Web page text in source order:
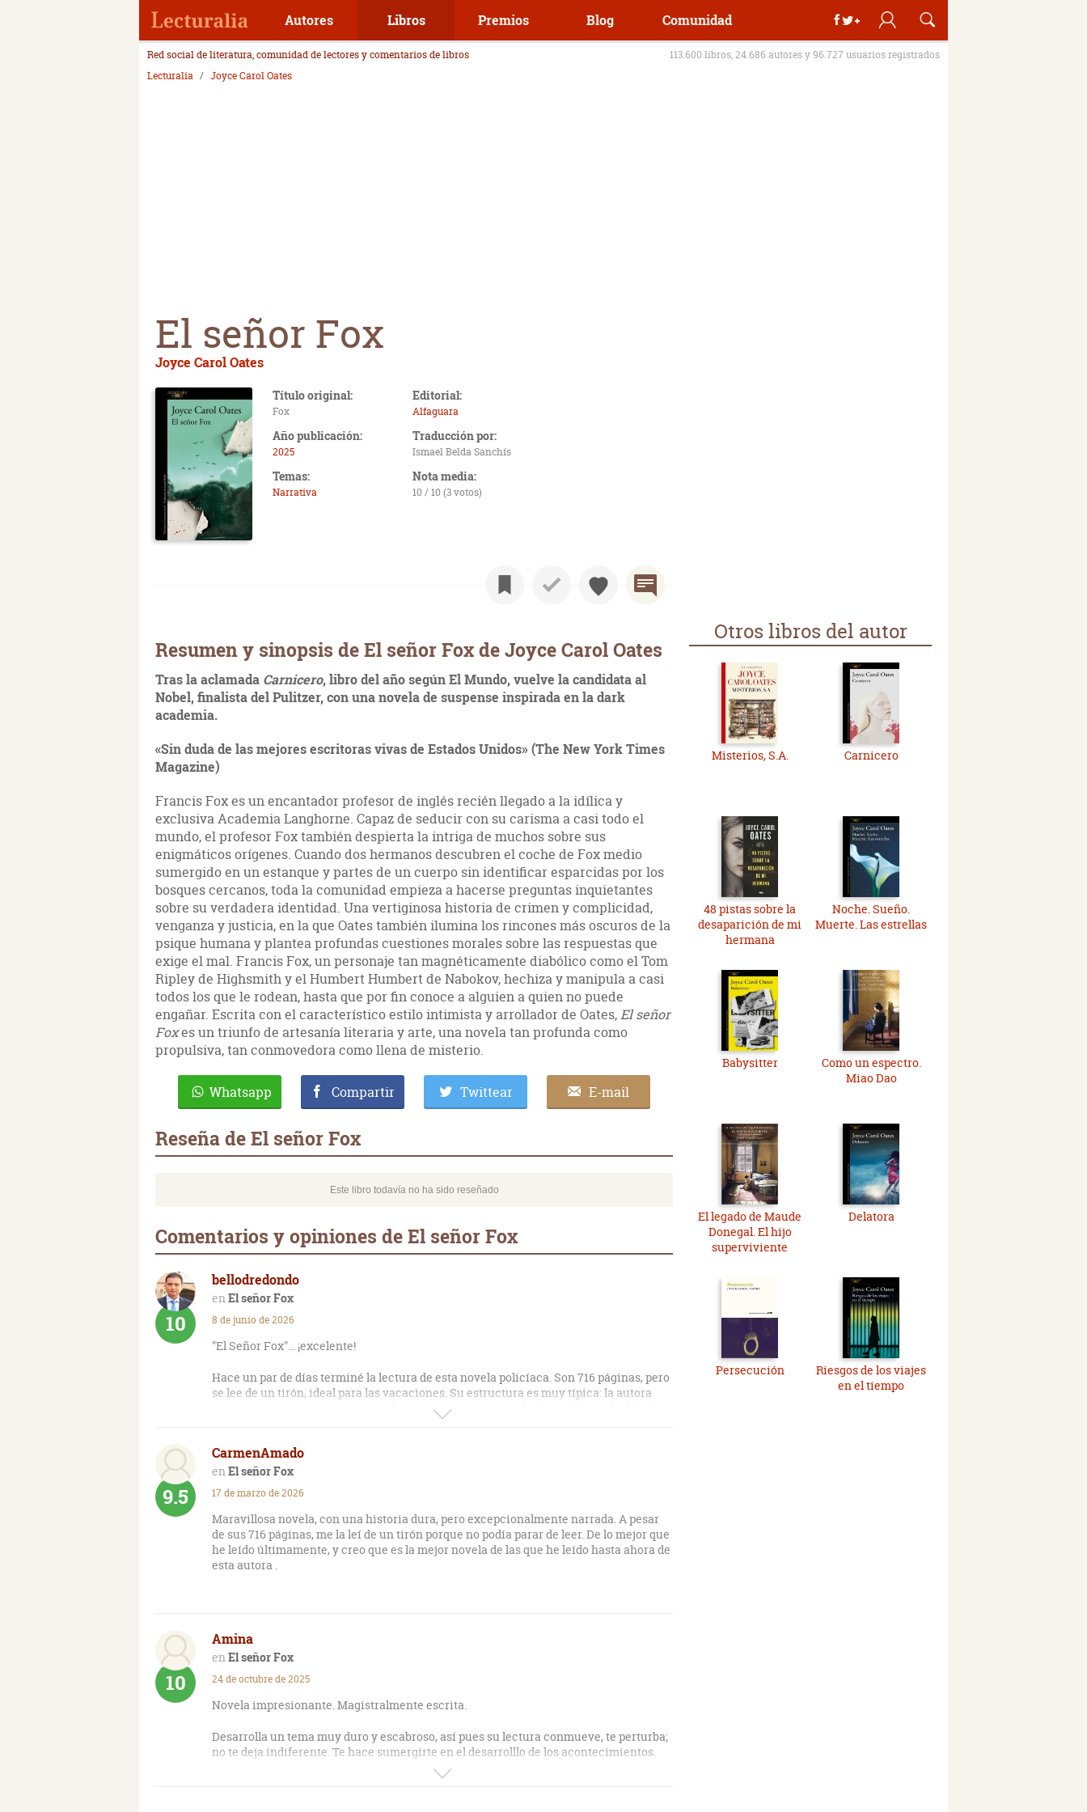
Autores Libros Premios Blog Comunidad
Red social de literatura, comunidad de lectores y comentarios de libros
113.600 libros, 24.686 autores y 96.727 usuarios registrados
Lecturalia
Joyce Carol Oates
El señor Fox
Joyce Carol Oates
Título original:
Fox
Editorial:
Alfaguara
Año publicación:
2025
Traducción por:
Ismael Belda Sanchís
Temas:
Narrativa
Nota media:
10 / 10 (3 votos)
Resumen y sinopsis de El señor Fox de Joyce Carol Oates
Tras la aclamada Carnicero, libro del año según El Mundo, vuelve la candidata al
Nobel, finalista del Pulitzer, con una novela de suspense inspirada en la dark
academia.
«Sin duda de las mejores escritoras vivas de Estados Unidos» (The New York Times
Magazine)
Francis Fox es un encantador profesor de inglés recién llegado a la idílica y
exclusiva Academia Langhorne. Capaz de seducir con su carisma a casi todo el
mundo, el profesor Fox también despierta la intriga de muchos sobre sus
enigmáticos orígenes. Cuando dos hermanos descubren el coche de Fox medio
sumergido en un estanque y partes de un cuerpo sin identificar esparcidas por los
bosques cercanos, toda la comunidad empieza a hacerse preguntas inquietantes
sobre su verdadera identidad. Una vertiginosa historia de crimen y complicidad,
venganza y justicia, en la que Oates también ilumina los rincones más oscuros de la
psique humana y plantea profundas cuestiones morales sobre las respuestas que
exige el mal. Francis Fox, un personaje tan magnéticamente diabólico como el Tom
Ripley de Highsmith y el Humbert Humbert de Nabokov, hechiza y manipula a casi
todos los que le rodean, hasta que por fin conoce a alguien a quien no puede
engañar. Escrita con el característico estilo intimista y arrollador de Oates,El señor
Foxes un triunfo de artesanía literaria y arte, una novela tan profunda como
propulsiva, tan conmovedora como llena de misterio.
Whatsapp Compartir Twittear E-mail
Reseña de El señor Fox
Este libro todavía no ha sido reseñado
Comentarios y opiniones de El señor Fox
bellodredondo
El señor Fox
10 8 de junio de 2026
"El Señor Fox"... ¡excelente!
Hace un par de días terminé la lectura de esta novela policíaca. Son 716 páginas, pero
se lee de un tirón, ideal para las vacaciones. Su estructura es muy típica: la autora
nos presenta un crimen y un catálogo más o menos cerrado de posibles culpables. Y
no falta el típico (y aquí magistral) "final sorpresa". La chicha de ese esqueleto es, a
abusadas, etc., etc... Lo bueno de la novela es que está escrito con un nivel literario
elevado, pero no se hace pesada ni contiene "capítulos de relleno". Y, aparte de eso, lo
la tela de araña para atrapar a sus víctimas. Y también la relación permanente
(psicológica) de las niñas abusadas con el pedófilo más allá del momento temporal
concreto en que se produce el abuso. Y sin escenas pornográficas o escabrosas. Muy
inteligente y muy fina.
CarmenAmado
El señor Fox
9.5 17 de marzo de 2026
Maravillosa novela, con una historia dura, pero excepcionalmente narrada. A pesar
de sus 716 páginas, me la leí de un tirón porque no podía parar de leer. De lo mejor que
he leído últimamente, y creo que es la mejor novela de las que he leído hasta ahora de
esta autora .
Amina
El señor Fox
10 24 de octubre de 2025
Novela impresionante. Magistralmente escrita.
Desarrolla un tema muy duro y escabroso, así pues su lectura conmueve, te perturba;
no te deja indiferente. Te hace sumergirte en el desarrolllo de los acontecimientos.
Libro que leí hace unos días y que se mantiene en mi memoria como lectura
Otros libros del autor
Misterios, S.A. Carnicero
48 pistas sobre la
desaparición de mi
hermana
Noche. Sueño.
Muerte. Las estrellas
Babysitter
Como un espectro.
Miao Dao
El legado de Maude
Donegal. El hijo
superviviente
Delatora
Persecución
Riesgos de los viajes
en el tiempo